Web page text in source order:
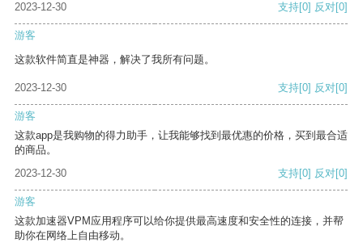
2023-12-30 支持[0] 反对[0]
游客
这款软件简直是神器，解决了我所有问题。
2023-12-30 支持[0] 反对[0]
游客
这款app是我购物的得力助手，让我能够找到最优惠的价格，买到最合适
的商品。
2023-12-30
支持[0] 反对[0]
游客
这款加速器VPM应用程序可以给你提供最高速度和安全性的连接，并帮
助你在网络上自由移动。